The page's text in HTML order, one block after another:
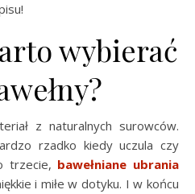
wybierać
z naturalnych surowców.
rzadko kiedy uczula czy
trzecie, bawełniane ubrania
i miłe w dotyku. I w końcu